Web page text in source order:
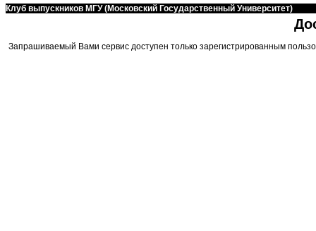
Клуб выпускников МГУ (Московский Государственный Университет)
Запрашиваемый Вами сервис доступен только зарегистрированным